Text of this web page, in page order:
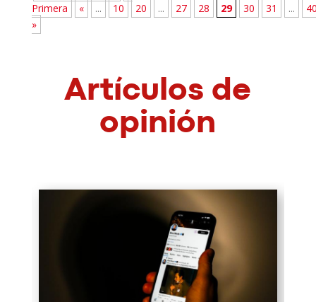
Primera
« ... 10 20 ... 27 28 29 30 31 ...
»
Artículos de
opinión